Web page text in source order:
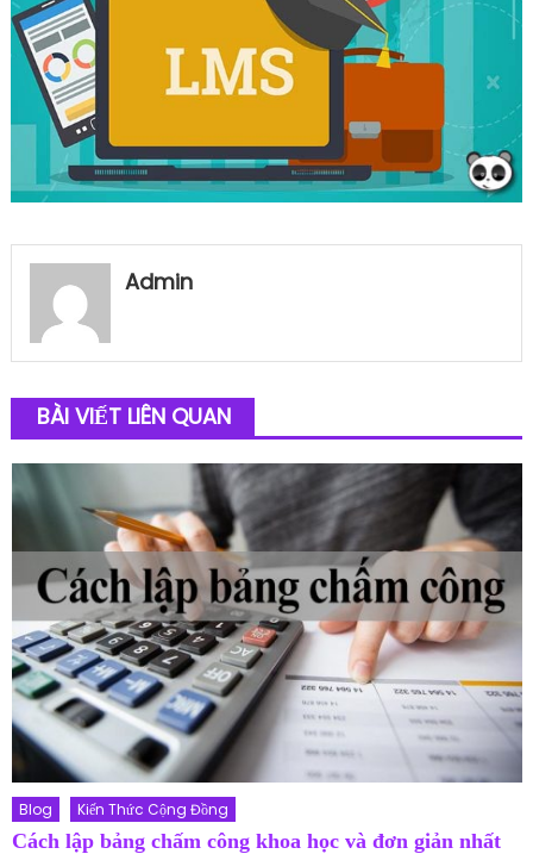
Admin
BÀI VIẾT LIÊN QUAN
Blog Kiến Thức Cộng Đồng
Cách lập bảng chấm công khoa học và đơn giản nhất